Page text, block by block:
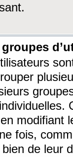
modifiant
fois,
de leur